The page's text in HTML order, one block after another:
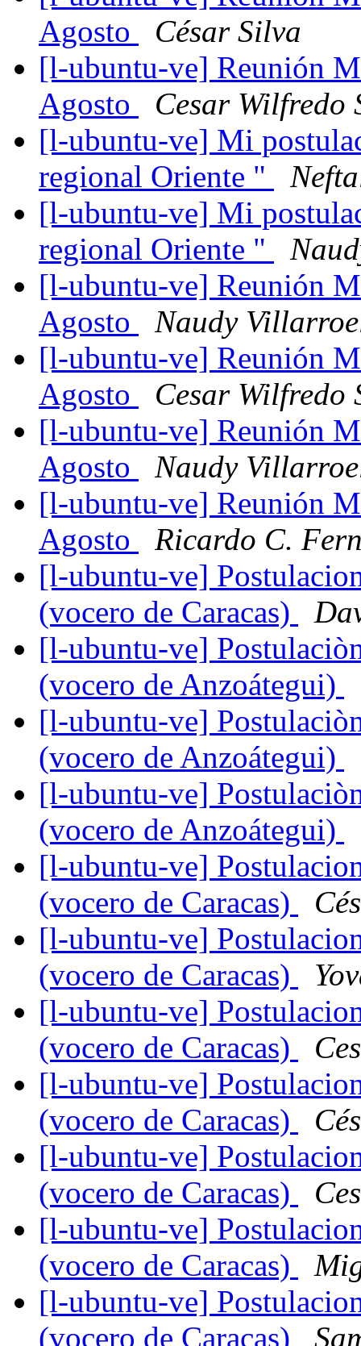
Agosto
César Silva
[l-ubuntu-ve] Reunión
Agosto
Cesar Wilfredo
[l-ubuntu-ve] Mi
regional Oriente "
[l-ubuntu-ve] Mi
regional Oriente "
[l-ubuntu-ve] Reunión
Agosto
Naudy
[l-ubuntu-ve] Reunión
Agosto
Cesar Wilfredo
[l-ubuntu-ve] Reunión
Agosto
Naudy
[l-ubuntu-ve] Reunión
Agosto
Ricardo C.
[l-ubuntu-ve]
(vocero de Caracas)
[l-ubuntu-ve]
(vocero de Anzoátegui)
[l-ubuntu-ve]
(vocero de Anzoátegui)
[l-ubuntu-ve]
(vocero de Anzoátegui)
[l-ubuntu-ve]
(vocero de Caracas)
[l-ubuntu-ve]
(vocero de Caracas)
[l-ubuntu-ve]
(vocero de Caracas)
[l-ubuntu-ve]
(vocero de Caracas)
[l-ubuntu-ve]
(vocero de Caracas)
[l-ubuntu-ve]
(vocero de Caracas)
[l-ubuntu-ve]
(vocero de Caracas)